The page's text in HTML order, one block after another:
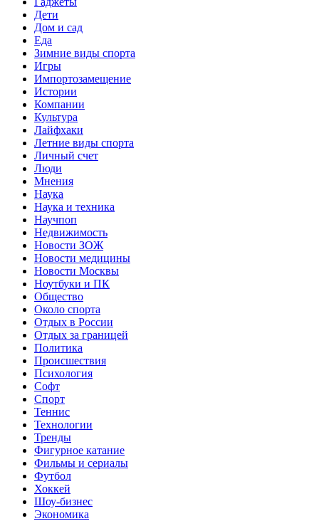
Дети
Дом и сад
Еда
Зимние виды спорта
Игры
Импортозамещение
Истории
Компании
Культура
Лайфхаки
Летние виды спорта
Личный счет
Люди
Мнения
Наука
Наука и техника
Научпоп
Недвижимость
Новости ЗОЖ
Новости медицины
Новости Москвы
Ноутбуки и ПК
Общество
Около спорта
Отдых в России
Отдых за границей
Политика
Происшествия
Психология
Софт
Спорт
Теннис
Технологии
Тренды
Фигурное катание
Фильмы и сериалы
Футбол
Хоккей
Шоу-бизнес
Экономика